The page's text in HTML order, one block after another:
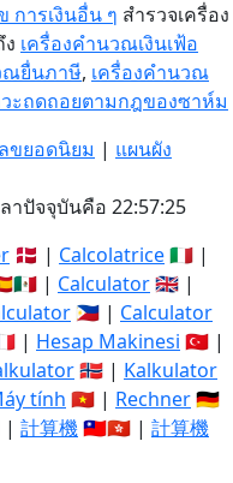
การเงินอื่น ๆ สำรวจเครื่อง
เครื่องคำนวณเงินเฟ้อ
ณยื่นภาษี, เครื่องคำนวณ
ะถดถอยตามกฎของซาห์ม
ขยอดนิยม | แผนผัง
ลาปัจจุบันคือ 22:57:26
🇩🇰 | Calcolatrice🇮🇹 |
| Calculator🇬🇧 |
🇵🇭 | Calculator
| Hesap Makinesi 🇹🇷 |
🇳🇴 | Kalkulator
tính 🇻🇳 | Rechner🇩🇪
| 計算機🇹🇼🇭🇰 | 計算機